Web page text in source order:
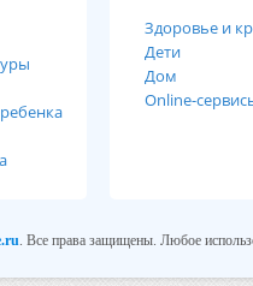
Здоровье и
Дети
Дом
Online-
. Все права защищены. Любое